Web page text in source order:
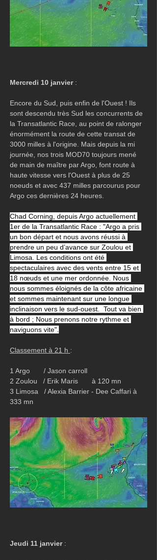
Mercredi 10 janvier :
Encore du Sud, puis enfin de l'Ouest ! Ils
sont descendu très Sud les concurrents de
la Transatlantic Race, au point de ralonger
énormément la route de cette transat de
3000 milles à l'origine. Mais depuis la mi
journée, nos trois MOD70 toujours mené
de main de maître par Argo, font route à
haute vitesse vers l'Ouest à plus de 25
noeuds et avec 437 milles parcourus pour
Argo ces dernières 24 heures.
Chad Corning, depuis Argo actuellement
1er de la Transatlantic Race : "Argo a pris
un bon départ et nous avons réussi à
prendre un peu d’avance sur Zoulou et
Limosa. Les conditions ont été
spectaculaires avec des vents entre 15 et
18 nœuds et une mer ordonnée. Nous
nous sommes éloignés de la côte africaine
et sommes maintenant sur une longue
inclinaison vers le sud-ouest.  Tout va bien
à bord ; Nous prenons notre rythme et
naviguons vite".
Classement à 21 h :
1 Argo       / Jason carroll
2 Zoulou   / Erik Maris       à 120 mn
3 Limosa   / Alexia Barrier - Dee Caffari à
333 mn
Jeudi 11 janvier :